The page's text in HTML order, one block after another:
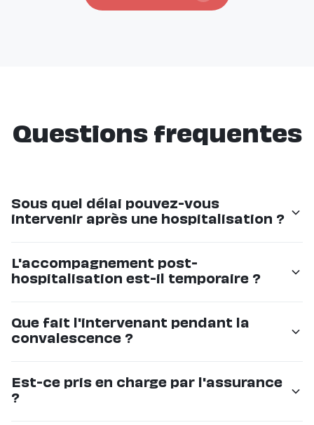
Questions frequentes
Sous quel délai pouvez-vous
intervenir après une hospitalisation ?
en 24 à 48 heures. En cas d'urgence, nous faisons
notre possible pour intervenir le jour même.
L'accompagnement post-
hospitalisation est-il temporaire ?
semaines) le temps de la convalescence. Si les
Que fait l'intervenant pendant la
convalescence ?
accompagne aux rendez-vous médicaux, veille au
Est-ce pris en charge par l'assurance
?